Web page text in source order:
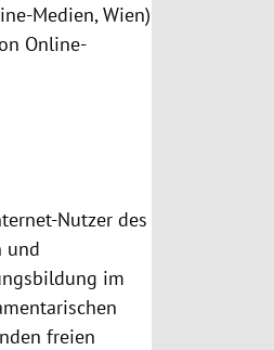
Medien, Wien)
Online-
Nutzer des
und
im
freien